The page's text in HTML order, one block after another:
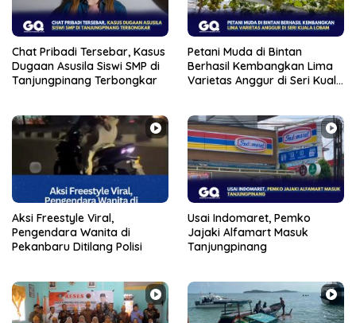
Chat Pribadi Tersebar, Kasus
Dugaan Asusila Siswi SMP di
Tanjungpinang Terbongkar
Petani Muda di Bintan
Berhasil Kembangkan Lima
Varietas Anggur di Seri Kuala
Aksi Freestyle Viral,
Pengendara Wanita di
Pekanbaru Ditilang Polisi
Usai Indomaret, Pemko
Jajaki Alfamart Masuk
Tanjungpinang